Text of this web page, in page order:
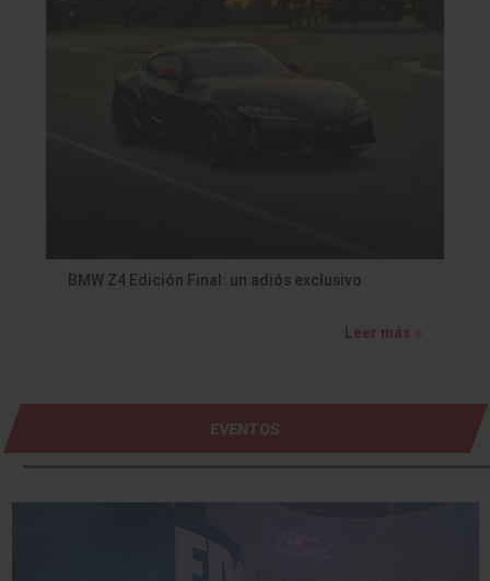
BMW Z4 Edición Final: un adiós exclusivo
Leer más »
EVENTOS